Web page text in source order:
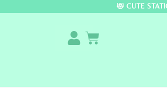
🚚 📦 😻